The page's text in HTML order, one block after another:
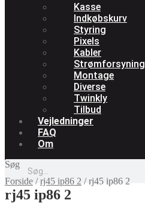
Kasse
Indkøbskurv
Styring
Pixels
Kabler
Strømforsyning
Montage
Diverse
Twinkly
Tilbud
Vejledninger
FAQ
Om
Søg
Forside /rj45 ip86 2 /rj45 ip86 2
rj45 ip86 2